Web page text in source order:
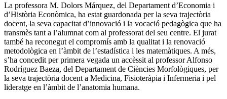
La professora M. Dolors Márquez, del Departament d’Economia i
d’Història Econòmica, ha estat guardonada per la seva trajectòria
docent, la seva capacitat d’innovació i la vocació pedagògica que ha
transmès tant a l’alumnat com al professorat del seu centre. El jurat
també ha reconegut el compromís amb la qualitat i la renovació
metodològica en l’àmbit de l’estadística i les matemàtiques. A més,
s’ha concedit per primera vegada un accèssit al professor Alfonso
Rodríguez Baeza, del Departament de Ciències Morfològiques, per
la seva trajectòria docent a Medicina, Fisioteràpia i Infermeria i pel
lideratge en l’àmbit de l’anatomia humana.